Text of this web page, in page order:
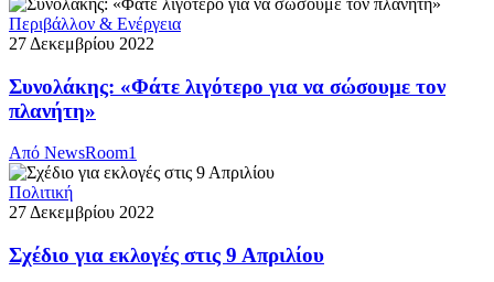
Περιβάλλον & Ενέργεια
27 Δεκεμβρίου 2022
Συνολάκης: «Φάτε λιγότερο για να σώσουμε τον
πλανήτη»
Από NewsRoom1
Πολιτική
27 Δεκεμβρίου 2022
Σχέδιο για εκλογές στις 9 Απριλίου